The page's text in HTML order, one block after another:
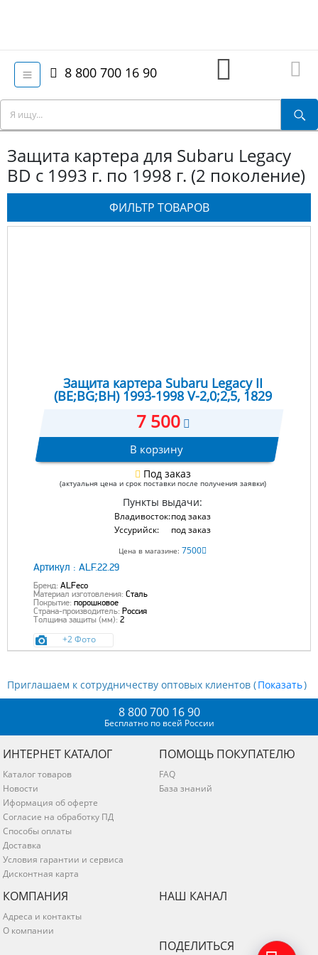
8 800 700 16 90
Защита картера для Subaru Legacy
BD с 1993 г. по 1998 г. (2 поколение)
ФИЛЬТР ТОВАРОВ
Защита картера Subaru Legacy II
(BE;BG;BH) 1993-1998 V-2,0;2,5, 1829
7 500
В корзину
Под заказ
(актуальня цена и срок поставки после получения заявки)
Пункты выдачи:
Владивосток:под заказ
Уссурийск:
под заказ
Цена в магазине: 7500
Артикул : ALF.22.29
Бренд: ALFeco
Материал изготовления: Сталь
Покрытие: порошковое
Страна-производитель: Россия
Толщина защиты (мм): 2
+2 Фото
Приглашаем к сотрудничеству оптовых клиентов ( )
8 800 700 16 90
Бесплатно по всей России
ИНТЕРНЕТ КАТАЛОГ
Каталог товаров
Новости
Иформация об оферте
Согласие на обработку ПД
Способы оплаты
Доставка
Условия гарантии и сервиса
Дисконтная карта
ПОМОЩЬ ПОКУПАТЕЛЮ
FAQ
База знаний
КОМПАНИЯ
Адреса и контакты
О компании
НАШ КАНАЛ
ПОДЕЛИТЬСЯ